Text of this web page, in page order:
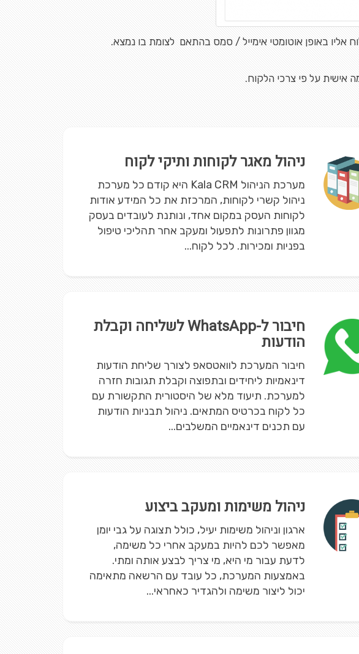
באופן אוטומטי אימייל / סמס בהתאם לצומת בו נמצא.
אישית על פי צרכי הלקוח.
ניהול מאגר לקוחות ותיקי לקוח
מערכת הניהול Kala CRM היא קודם כל מערכת
ניהול קשרי לקוחות, המרכזת את כל המידע אודות
לקוחות העסק במקום אחד, ונותנת לעובדים בעסק
מגוון פתרונות לתפעול ומעקב אחר תהליכי טיפול
בפניות ומכירות. לכל לקוח...
חיבור ל-WhatsApp לשליחה וקבלת
הודעות
חיבור המערכת לוואטסאפ לצורך שליחת הודעות
דינאמיות ליחידים ובתפוצה וקבלת תגובות חזרה
למערכת. תיעוד מלא של היסטורית התקשורת עם
כל לקוח בכרטיס המתאים. ניהול תבניות הודעות
עם תכנים דינאמיים המשלבים...
ניהול משימות ומעקב ביצוע
ארגון וניהול משימות יעיל, כולל תצוגה על גבי יומן
מאפשר לכם להיות במעקב אחרי כל משימה,
לדעת עבור מי היא, מי צריך לבצע אותה ומתי.
באמצעות המערכת, כל עובד עם הרשאה מתאימה
יכול ליצור משימה ולהגדיר כאחראי...